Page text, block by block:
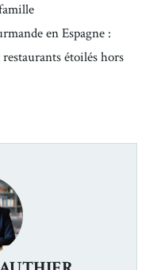
en Espagne :
étoilés hors